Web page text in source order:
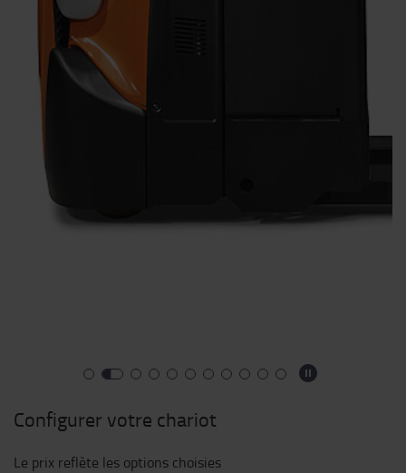
Configurer votre chariot
Le prix reflète les options choisies